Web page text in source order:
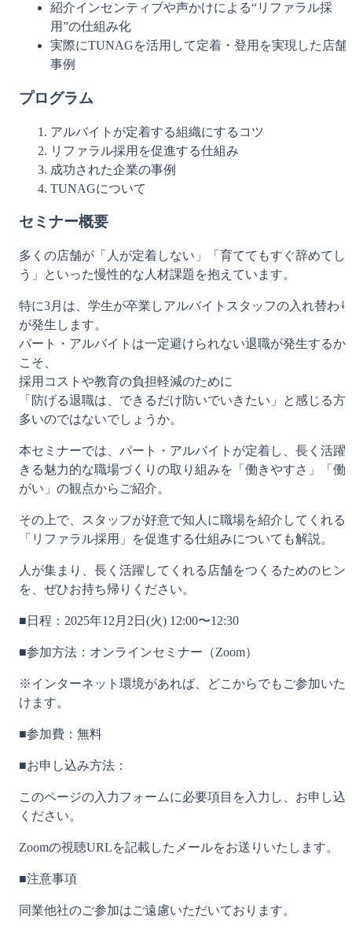
紹介インセンティブや声かけによる“リファラル採
用”の仕組み化
実際にTUNAGを活用して定着・登用を実現した店舗
事例
プログラム
アルバイトが定着する組織にするコツ
リファラル採用を促進する仕組み
成功された企業の事例
TUNAGについて
セミナー概要
多くの店舗が「人が定着しない」「育ててもすぐ辞めてし
う」といった慢性的な人材課題を抱えています。
特に3月は、学生が卒業しアルバイトスタッフの入れ替わり
が発生します。
パート・アルバイトは一定避けられない退職が発生するか
こそ、
採用コストや教育の負担軽減のために
「防げる退職は、できるだけ防いでいきたい」と感じる方
多いのではないでしょうか。
本セミナーでは、パート・アルバイトが定着し、長く活躍
きる魅力的な職場づくりの取り組みを「働きやすさ」「働
がい」の観点からご紹介。
その上で、スタッフが好意で知人に職場を紹介してくれる
「リファラル採用」を促進する仕組みについても解説。
人が集まり、長く活躍してくれる店舗をつくるためのヒン
を、ぜひお持ち帰りください。
■日程：2025年12月2日(火) 12:00〜12:30
■参加方法：オンラインセミナー（Zoom）
※インターネット環境があれば、どこからでもご参加いた
けます。
■参加費：無料
■お申し込み方法：
このページの入力フォームに必要項目を入力し、お申し込
ください。
Zoomの視聴URLを記載したメールをお送りいたします。
■注意事項
同業他社のご参加はご遠慮いただいております。